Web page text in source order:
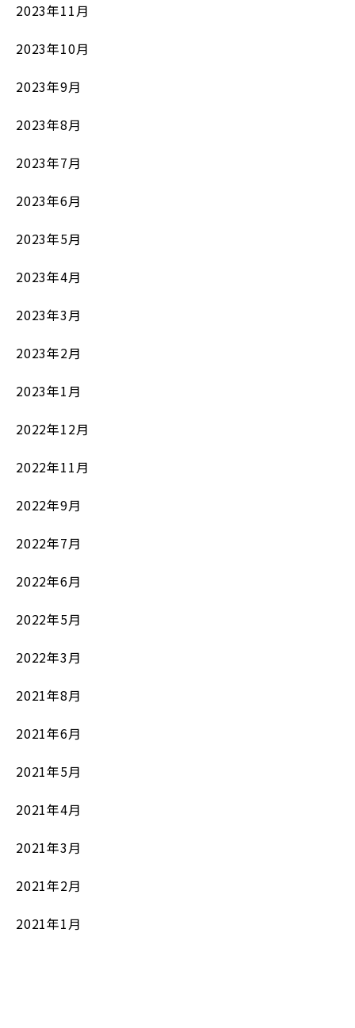
2023年11月
2023年10月
2023年9月
2023年8月
2023年7月
2023年6月
2023年5月
2023年4月
2023年3月
2023年2月
2023年1月
2022年12月
2022年11月
2022年9月
2022年7月
2022年6月
2022年5月
2022年3月
2021年8月
2021年6月
2021年5月
2021年4月
2021年3月
2021年2月
2021年1月